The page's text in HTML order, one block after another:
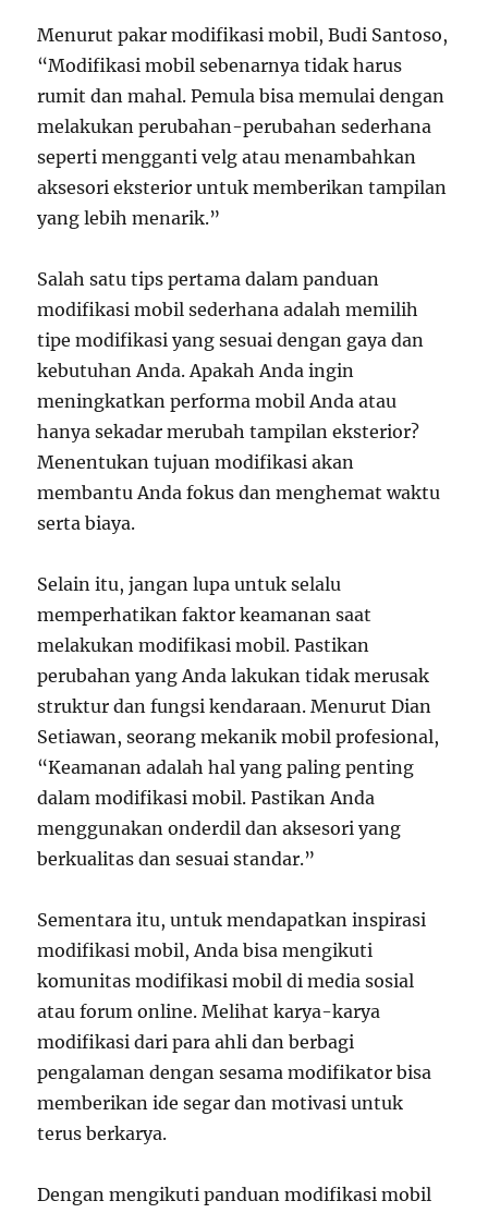
Menurut pakar modifikasi mobil, Budi Santoso,
“Modifikasi mobil sebenarnya tidak harus
rumit dan mahal. Pemula bisa memulai dengan
melakukan perubahan-perubahan sederhana
seperti mengganti velg atau menambahkan
aksesori eksterior untuk memberikan tampilan
yang lebih menarik.”
Salah satu tips pertama dalam panduan
modifikasi mobil sederhana adalah memilih
tipe modifikasi yang sesuai dengan gaya dan
kebutuhan Anda. Apakah Anda ingin
meningkatkan performa mobil Anda atau
hanya sekadar merubah tampilan eksterior?
Menentukan tujuan modifikasi akan
membantu Anda fokus dan menghemat waktu
serta biaya.
Selain itu, jangan lupa untuk selalu
memperhatikan faktor keamanan saat
melakukan modifikasi mobil. Pastikan
perubahan yang Anda lakukan tidak merusak
struktur dan fungsi kendaraan. Menurut Dian
Setiawan, seorang mekanik mobil profesional,
“Keamanan adalah hal yang paling penting
dalam modifikasi mobil. Pastikan Anda
menggunakan onderdil dan aksesori yang
berkualitas dan sesuai standar.”
Sementara itu, untuk mendapatkan inspirasi
modifikasi mobil, Anda bisa mengikuti
komunitas modifikasi mobil di media sosial
atau forum online. Melihat karya-karya
modifikasi dari para ahli dan berbagi
pengalaman dengan sesama modifikator bisa
memberikan ide segar dan motivasi untuk
terus berkarya.
Dengan mengikuti panduan modifikasi mobil